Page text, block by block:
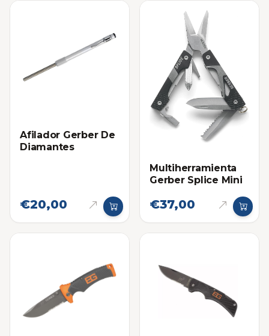
Afilador Gerber De
Diamantes
€20,00
Multiherramienta
Gerber Splice Mini
€37,00